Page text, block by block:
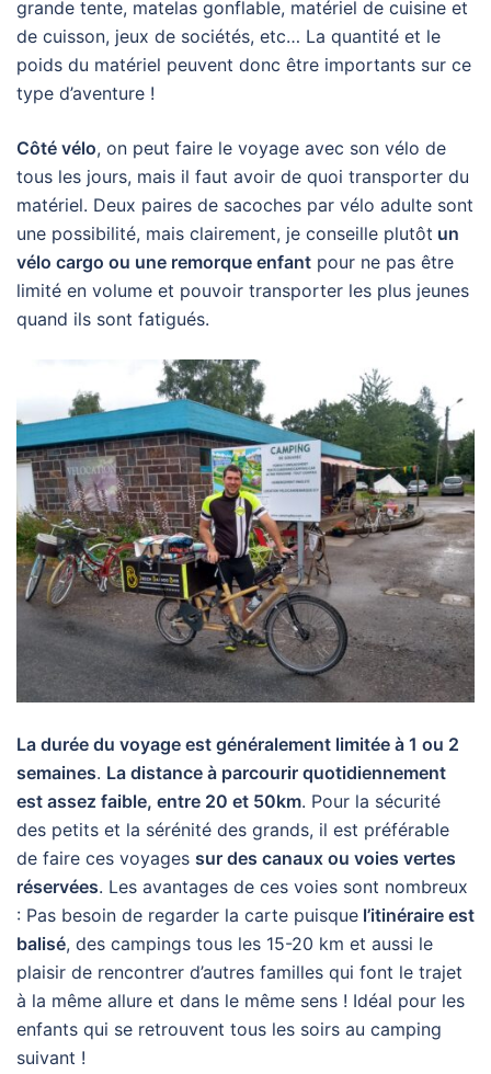
grande tente, matelas gonflable, matériel de cuisine et
de cuisson, jeux de sociétés, etc… La quantité et le
poids du matériel peuvent donc être importants sur ce
type d’aventure !
Côté vélo, on peut faire le voyage avec son vélo de
tous les jours, mais il faut avoir de quoi transporter du
matériel. Deux paires de sacoches par vélo adulte sont
une possibilité, mais clairement, je conseille plutôt un
vélo cargo ou une remorque enfant pour ne pas être
limité en volume et pouvoir transporter les plus jeunes
quand ils sont fatigués.
La durée du voyage est généralement limitée à 1 ou 2
semaines. La distance à parcourir quotidiennement
est assez faible, entre 20 et 50km. Pour la sécurité
des petits et la sérénité des grands, il est préférable
de faire ces voyages sur des canaux ou voies vertes
réservées. Les avantages de ces voies sont nombreux
: Pas besoin de regarder la carte puisque l’itinéraire est
balisé, des campings tous les 15-20 km et aussi le
plaisir de rencontrer d’autres familles qui font le trajet
à la même allure et dans le même sens ! Idéal pour les
enfants qui se retrouvent tous les soirs au camping
suivant !